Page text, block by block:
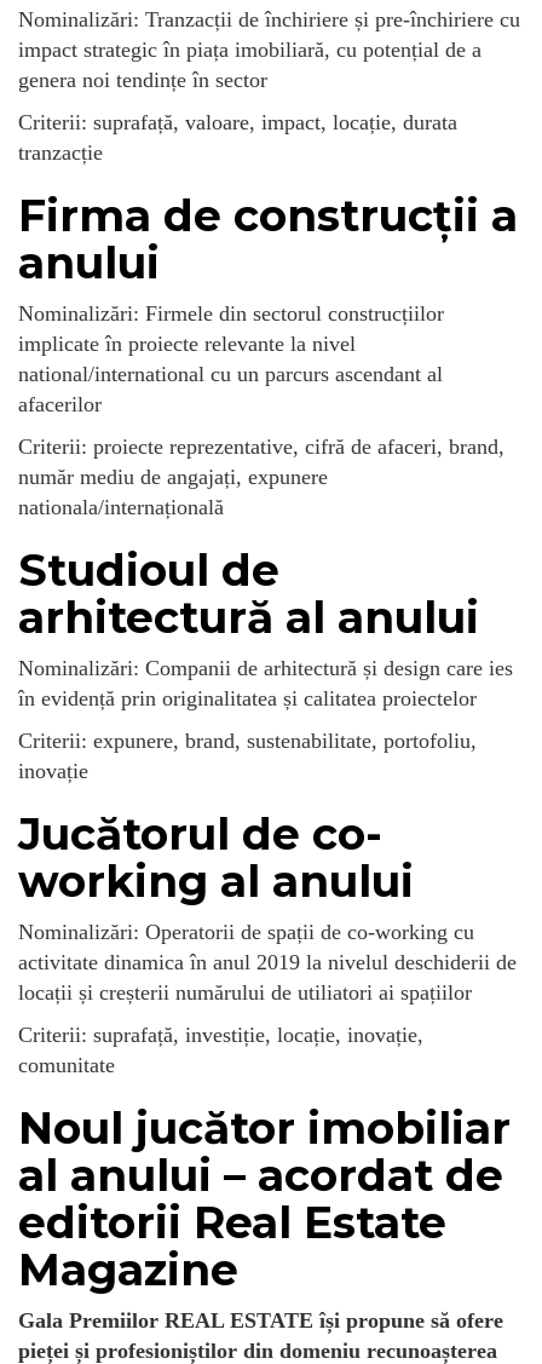
Nominalizări: Tranzacții de închiriere și pre-închiriere cu
impact strategic în piața imobiliară, cu potențial de a
genera noi tendințe în sector
Criterii: suprafață, valoare, impact, locație, durata
tranzacție
Firma de construcții a
anului
Nominalizări: Firmele din sectorul construcțiilor
implicate în proiecte relevante la nivel
national/international cu un parcurs ascendant al
afacerilor
Criterii: proiecte reprezentative, cifră de afaceri, brand,
număr mediu de angajați, expunere
nationala/internațională
Studioul de
arhitectură al anului
Nominalizări: Companii de arhitectură și design care ies
în evidență prin originalitatea și calitatea proiectelor
Criterii: expunere, brand, sustenabilitate, portofoliu,
inovație
Jucătorul de co-
working al anului
Nominalizări: Operatorii de spații de co-working cu
activitate dinamica în anul 2019 la nivelul deschiderii de
locații și creșterii numărului de utiliatori ai spațiilor
Criterii: suprafață, investiție, locație, inovație,
comunitate
Noul jucător imobiliar
al anului – acordat de
editorii Real Estate
Magazine
Gala Premiilor REAL ESTATE își propune să ofere
pieței și profesioniștilor din domeniu recunoașterea